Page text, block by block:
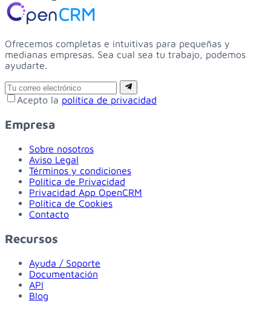
Ofrecemos completas e intuitivas para pequeñas y
medianas empresas. Sea cual sea tu trabajo, podemos
ayudarte.
Email
Suscribirse
Acepto la política de privacidad
Empresa
Sobre nosotros
Aviso Legal
Términos y condiciones
Política de Privacidad
Privacidad App OpenCRM
Política de Cookies
Contacto
Recursos
Ayuda / Soporte
Documentación
API
Blog